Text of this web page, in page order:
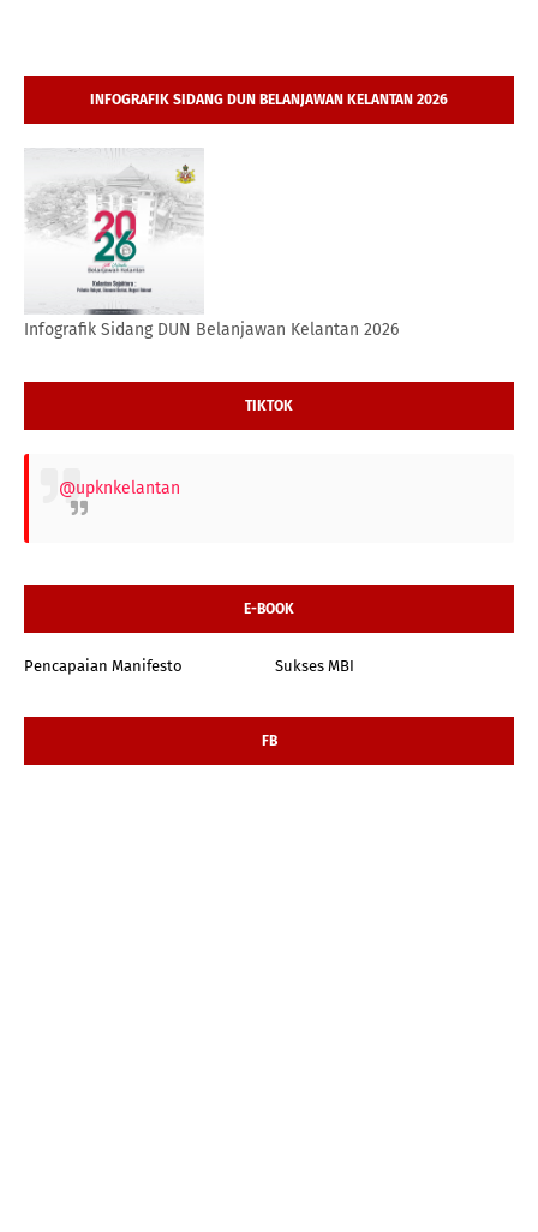
INFOGRAFIK SIDANG DUN BELANJAWAN KELANTAN 2026
Infografik Sidang DUN Belanjawan Kelantan 2026
TIKTOK
@upknkelantan
E-BOOK
Pencapaian Manifesto Sukses MBI
FB